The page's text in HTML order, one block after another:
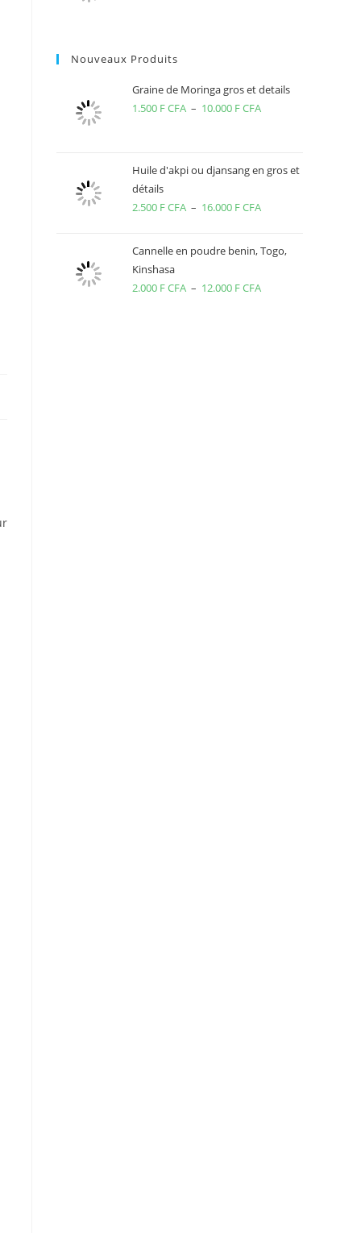
Nouveaux Produits
Graine de Moringa gros et details
1.500 F CFA – 10.000 F CFAPlage
1.500 F
à
CFA
Huile d'akpi ou djansang en gros et
détails
2.500 F CFA – 16.000 F CFAPlage
prix :
CFA
Cannelle en poudre benin, Togo,
Kinshasa
2.000 F CFA – 12.000 F CFAPlage